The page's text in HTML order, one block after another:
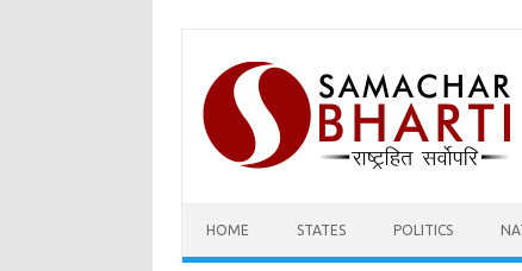
content
HOME STATES POLITICS